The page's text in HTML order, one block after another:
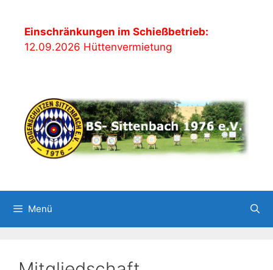
springenEinschränkungen im Schießbetrieb:
12.09.2026 Hüttenvermietung
Menü